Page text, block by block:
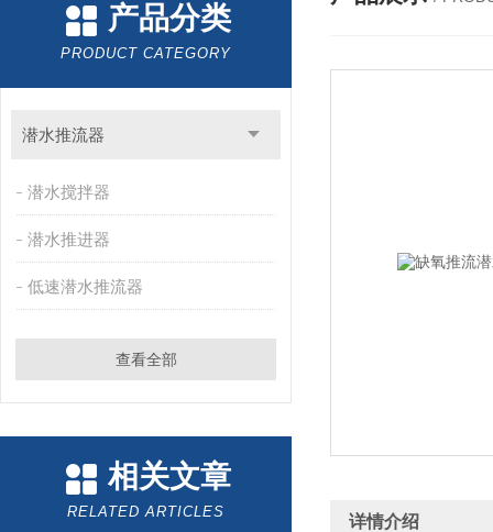
产品分类
PRODUCT CATEGORY
潜水推流器
潜水搅拌器
潜水推进器
低速潜水推流器
查看全部
相关文章
RELATED ARTICLES
详情介绍